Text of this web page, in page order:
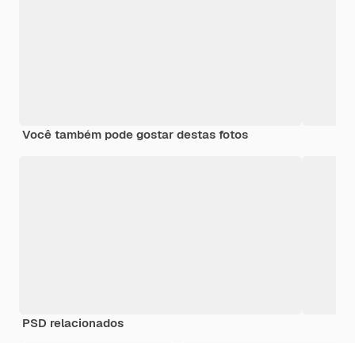
Você também pode gostar destas fotos
PSD relacionados